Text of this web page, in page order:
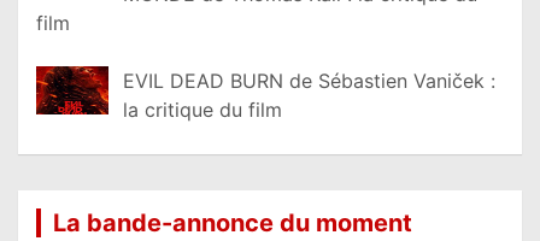
film
EVIL DEAD BURN de Sébastien Vaniček :
la critique du film
La bande-annonce du moment